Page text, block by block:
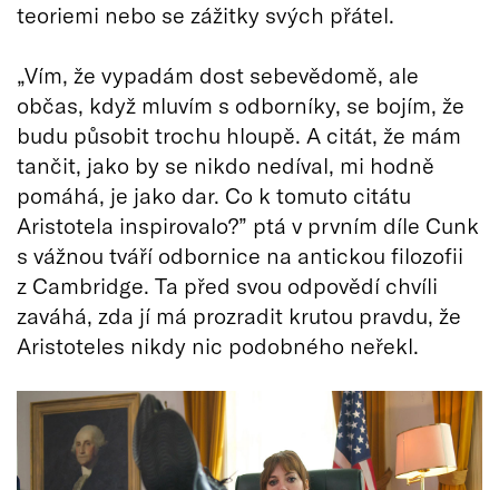
teoriemi nebo se zážitky svých přátel.
„Vím, že vypadám dost sebevědomě, ale
občas, když mluvím s odborníky, se bojím, že
budu působit trochu hloupě. A citát, že mám
tančit, jako by se nikdo nedíval, mi hodně
pomáhá, je jako dar. Co k tomuto citátu
Aristotela inspirovalo?” ptá v prvním díle Cunk
s vážnou tváří odbornice na antickou filozofii
z Cambridge. Ta před svou odpovědí chvíli
zaváhá, zda jí má prozradit krutou pravdu, že
Aristoteles nikdy nic podobného neřekl.